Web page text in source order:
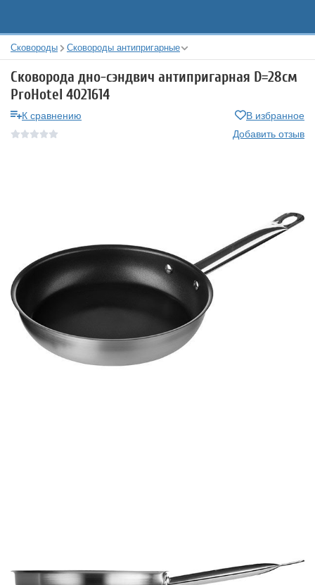
Сковороды Сковороды антипригарные
Сковорода дно-сэндвич антипригарная D=28см
ProHotel 4021614
К сравнению
В избранное
Добавить отзыв